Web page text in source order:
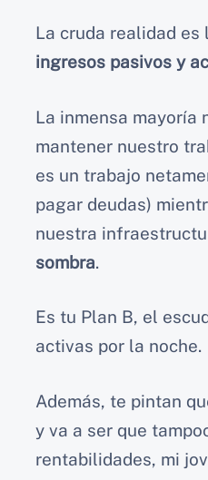
La cruda realidad es
ingresos pasivos y
La inmensa mayoría
mantener nuestro
es un trabajo
pagar deudas)
nuestra
sombra.
Es tu Plan B, el
activas por la noche.
Además, te pintan
y va a ser que
rentabilidades, mi